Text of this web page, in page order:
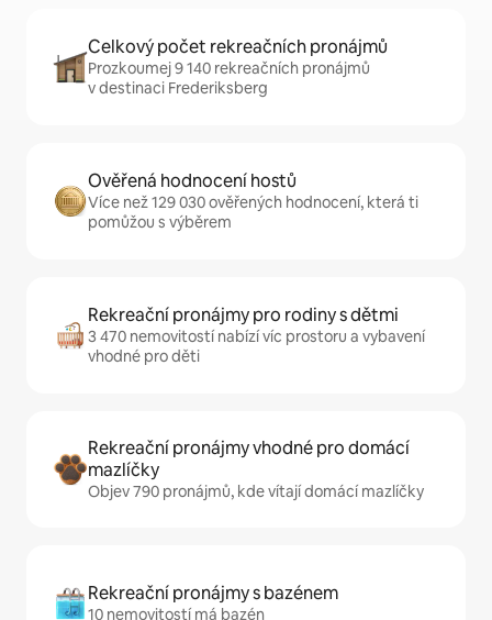
Celkový počet rekreačních pronájmů
Prozkoumej 9 140 rekreačních pronájmů
v destinaci Frederiksberg
Ověřená hodnocení hostů
Více než 129 030 ověřených hodnocení, která ti
pomůžou s výběrem
Rekreační pronájmy pro rodiny s dětmi
3 470 nemovitostí nabízí víc prostoru a vybavení
vhodné pro děti
Rekreační pronájmy vhodné pro domácí
mazlíčky
Objev 790 pronájmů, kde vítají domácí mazlíčky
Rekreační pronájmy s bazénem
10 nemovitostí má bazén